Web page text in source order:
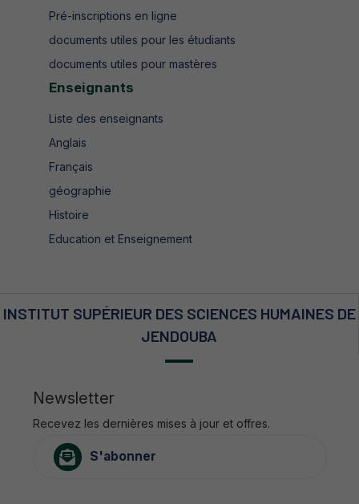
Pré-inscriptions en ligne
documents utiles pour les étudiants
documents utiles pour mastères
Enseignants
Liste des enseignants
Anglais
Français
géographie
Histoire
Education et Enseignement
INSTITUT SUPÉRIEUR DES SCIENCES HUMAINES DE
JENDOUBA
Newsletter
Recevez les dernières mises à jour et offres.
S'abonner